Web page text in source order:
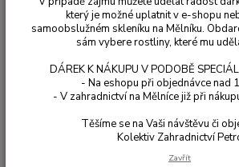
který je možné uplatnit v e-shopu
samoobslužném skleníku na Mělníku.
sám vybere rostliny, které mu
DÁREK K NÁKUPU V PODOBĚ
- Na eshopu při objednávce nad
- V zahradnictví na Mělníce již při
Těšíme se na Vaši návštěvu či
Kolektiv Zahradnictví
Zavřít